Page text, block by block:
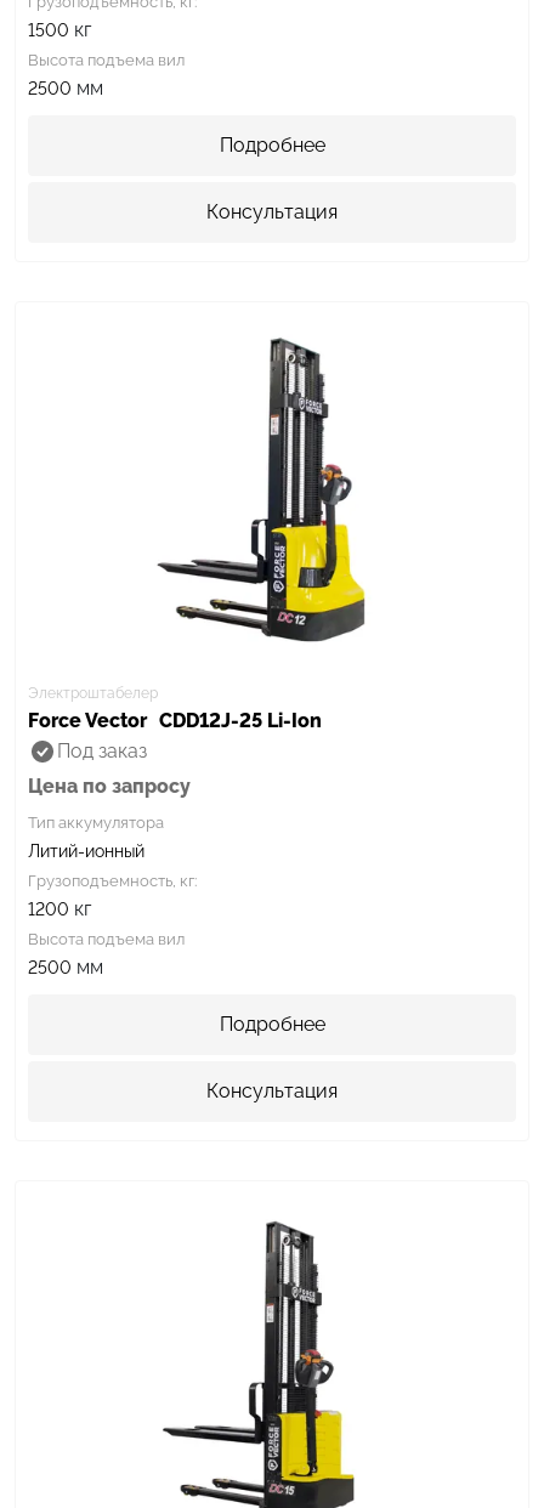
1500 кг
Высота подъема вил
2500 мм
Подробнее
Консультация
Электроштабелер
Force Vector CDD12J-25 Li-Ion
Под заказ
Цена по запросу
Тип аккумулятора
Литий-ионный
Грузоподъемность, кг:
1200 кг
Высота подъема вил
2500 мм
Подробнее
Консультация